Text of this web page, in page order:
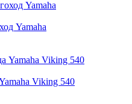
Yamaha
Viking 540